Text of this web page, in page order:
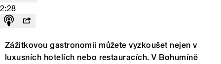
2:28
Zážitkovou gastronomii můžete vyzkoušet nejen v
luxusních hotelích nebo restauracích. V Bohumíně